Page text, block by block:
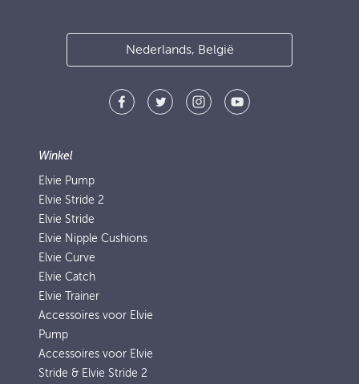
Nederlands, België
Winkel
Elvie Pump
Elvie Stride 2
Elvie Stride
Elvie Nipple Cushions
Elvie Curve
Elvie Catch
Elvie Trainer
Accessoires voor Elvie
Pump
Accessoires voor Elvie
Stride & Elvie Stride 2